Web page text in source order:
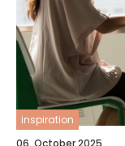
inspiration
06. October 2025